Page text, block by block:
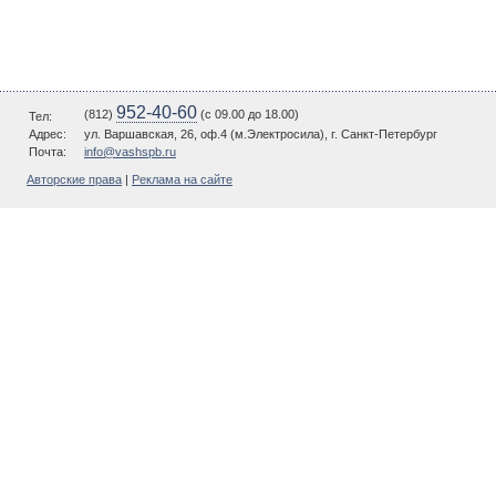
Тел: (812) 952-40-60 (c 09.00 до 18.00)
Адрес:
ул. Варшавская, 26, оф.4 (м.Электросила), г. Санкт-Петербург
Почта:
info@vashspb.ru
Авторские права Реклама на сайте